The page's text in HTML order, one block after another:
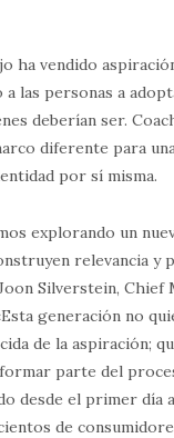
ha vendido
a las personas a
deberían ser.
diferente para
por sí misma.
explorando un
relevancia y
Silverstein, Chief
generación no
de la aspiración;
parte del
desde el primer día
de